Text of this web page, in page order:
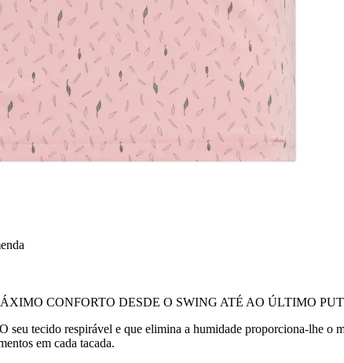
CONFORTO DESDE O SWING ATÉ AO ÚLTIMO
tecido respirável e que elimina a humidade proporciona-lhe o
em cada tacada.